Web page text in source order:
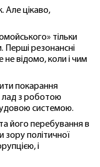
Але цікаво,
тільки
Перші резонансні
не відомо, коли і чим
покарання
лад з роботою
системою.
його перебування в
політичної
і